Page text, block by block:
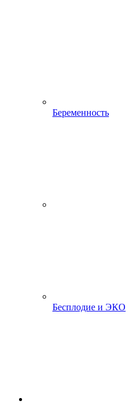
Беременность
Бесплодие и ЭКО